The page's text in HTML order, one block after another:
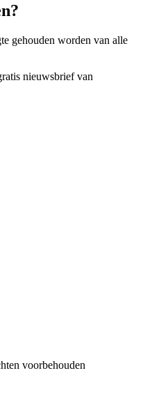
gehouden worden van alle
nieuwsbrief van
voorbehouden